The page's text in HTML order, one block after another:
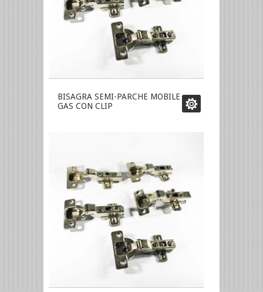
BISAGRA SEMI-PARCHE MOBILE
GAS CON CLIP